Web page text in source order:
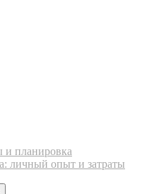
и планировка
личный опыт и затраты